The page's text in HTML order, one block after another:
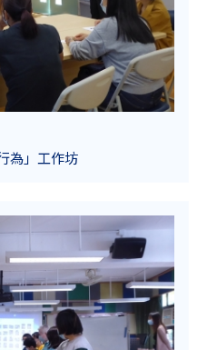
為」工作坊